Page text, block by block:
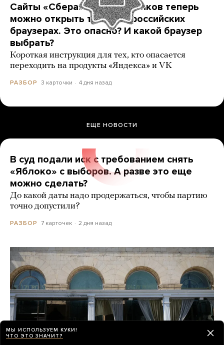
Сайты «Сбера» и других банков теперь
можно открыть только в российских
браузерах. Это опасно? И какой браузер
выбрать?
Короткая инструкция для тех, кто опасается
переходить на продукты «Яндекса» и VK
РАЗБОР 3 карточки 4 дня назад
ЕЩЕ НОВОСТИ
В суд подали иск с требованием снять
«Яблоко» с выборов. А разве это еще
можно сделать?
До какой даты надо продержаться, чтобы партию
точно допустили?
РАЗБОР 7 карточек 2 дня назад
МЫ ИСПОЛЬЗУЕМ КУКИ!
ЧТО ЭТО ЗНАЧИТ?